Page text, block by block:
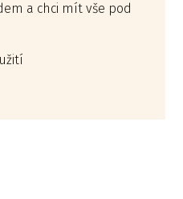
a chci mít vše pod